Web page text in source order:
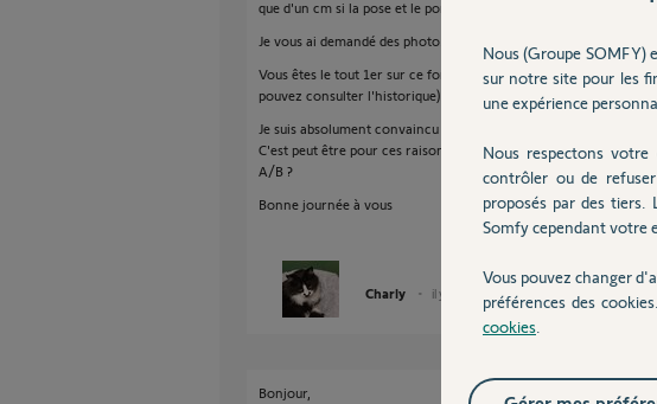
que d'un cm si la pose et le portail sont bien respectés et dans
Je vous ai demandé des photo....????
Vous êtes le tout 1er sur ce forum en 13 ans d'historique à
pouvez consulter l'historique).
Je suis absolument convaincu que la pose n'est pas conforme !
C'est peut être pour ces raisons que vous ne posez pas les photo
A/B ?
Bonne journée à vous
Charly il y a 11 mois
Bonjour,
Nous (Groupe SOMFY)
sur notre site pour les
une expérience
Nous respectons
contrôler ou de
proposés par des tiers.
Somfy cependant votre
Vous pouvez changer
préférences des
cookies